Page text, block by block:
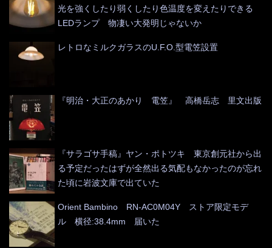
光を強くしたり弱くしたり色温度を変えたりできる
LEDランプ 物凄い大発明じゃないか
レトロなミルクガラスのU.F.O.型電笠設置
『明治・大正のあかり 電笠』 高橋岳志 里文出版
『サラゴサ手稿』ヤン・ポトツキ 東京創元社から出
る予定だったはずが全然出る気配もなかったのが忘れ
た頃に岩波文庫で出ていた
Orient Bambino RN-AC0M04Y ストア限定モデ
ル 横径:38.4mm 届いた